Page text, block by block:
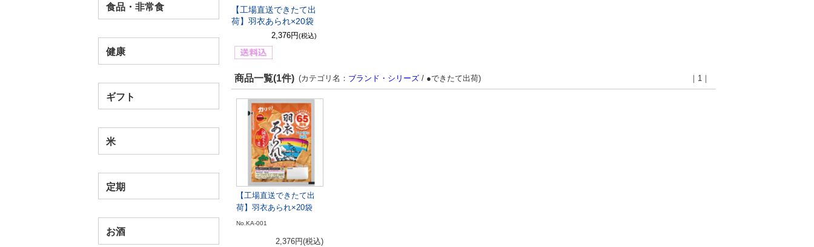
食品・非常食
健康
ギフト
米
定期
お酒
【工場直送できたて出
荷】羽衣あられ×20袋
2,376円(税込)
商品一覧(1件) ｜1｜
(カテゴリ名： ブランド・シリーズ / ●できたて出荷)
【工場直送できたて出
荷】羽衣あられ×20袋
No.KA-001
2,376円(税込)